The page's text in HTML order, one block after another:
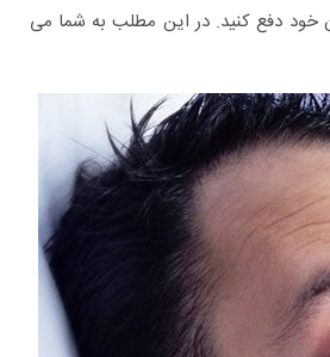
خود دفع کنید. در این مطلب به شما می